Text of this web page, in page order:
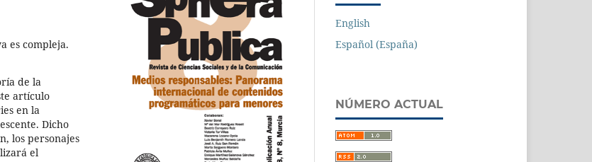
es compleja.
de la
artículo
en la
Dicho
los personajes
el
English
Español (España)
NÚMERO ACTUAL